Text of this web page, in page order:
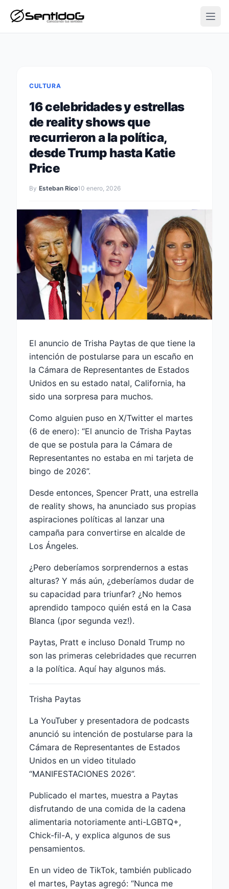
CULTURA
16 celebridades y estrellas
de reality shows que
recurrieron a la política,
desde Trump hasta Katie
Price
By Esteban Rico10 enero, 2026
El anuncio de Trisha Paytas de que tiene la
intención de postularse para un escaño en
la Cámara de Representantes de Estados
Unidos en su estado natal, California, ha
sido una sorpresa para muchos.
Como alguien puso en X/Twitter el martes
(6 de enero): “El anuncio de Trisha Paytas
de que se postula para la Cámara de
Representantes no estaba en mi tarjeta de
bingo de 2026”.
Desde entonces, Spencer Pratt, una estrella
de reality shows, ha anunciado sus propias
aspiraciones políticas al lanzar una
campaña para convertirse en alcalde de
Los Ángeles.
¿Pero deberíamos sorprendernos a estas
alturas? Y más aún, ¿deberíamos dudar de
su capacidad para triunfar? ¿No hemos
aprendido tampoco quién está en la Casa
Blanca (¡por segunda vez!).
Paytas, Pratt e incluso Donald Trump no
son las primeras celebridades que recurren
a la política. Aquí hay algunos más.
Trisha Paytas
La YouTuber y presentadora de podcasts
anunció su intención de postularse para la
Cámara de Representantes de Estados
Unidos en un video titulado
“MANIFESTACIONES 2026”.
Publicado el martes, muestra a Paytas
disfrutando de una comida de la cadena
alimentaria notoriamente anti-LGBTQ+,
Chick-fil-A, y explica algunos de sus
pensamientos.
En un video de TikTok, también publicado
el martes, Paytas agregó: “Nunca me